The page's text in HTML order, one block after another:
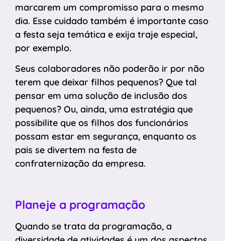
marcarem um compromisso para o mesmo
dia. Esse cuidado também é importante caso
a festa seja temática e exija traje especial,
por exemplo.
Seus colaboradores não poderão ir por não
terem que deixar filhos pequenos? Que tal
pensar em uma solução de inclusão dos
pequenos? Ou, ainda, uma estratégia que
possibilite que os filhos dos funcionários
possam estar em segurança, enquanto os
pais se divertem na festa de
confraternização da empresa.
Planeje a programação
Quando se trata da programação, a